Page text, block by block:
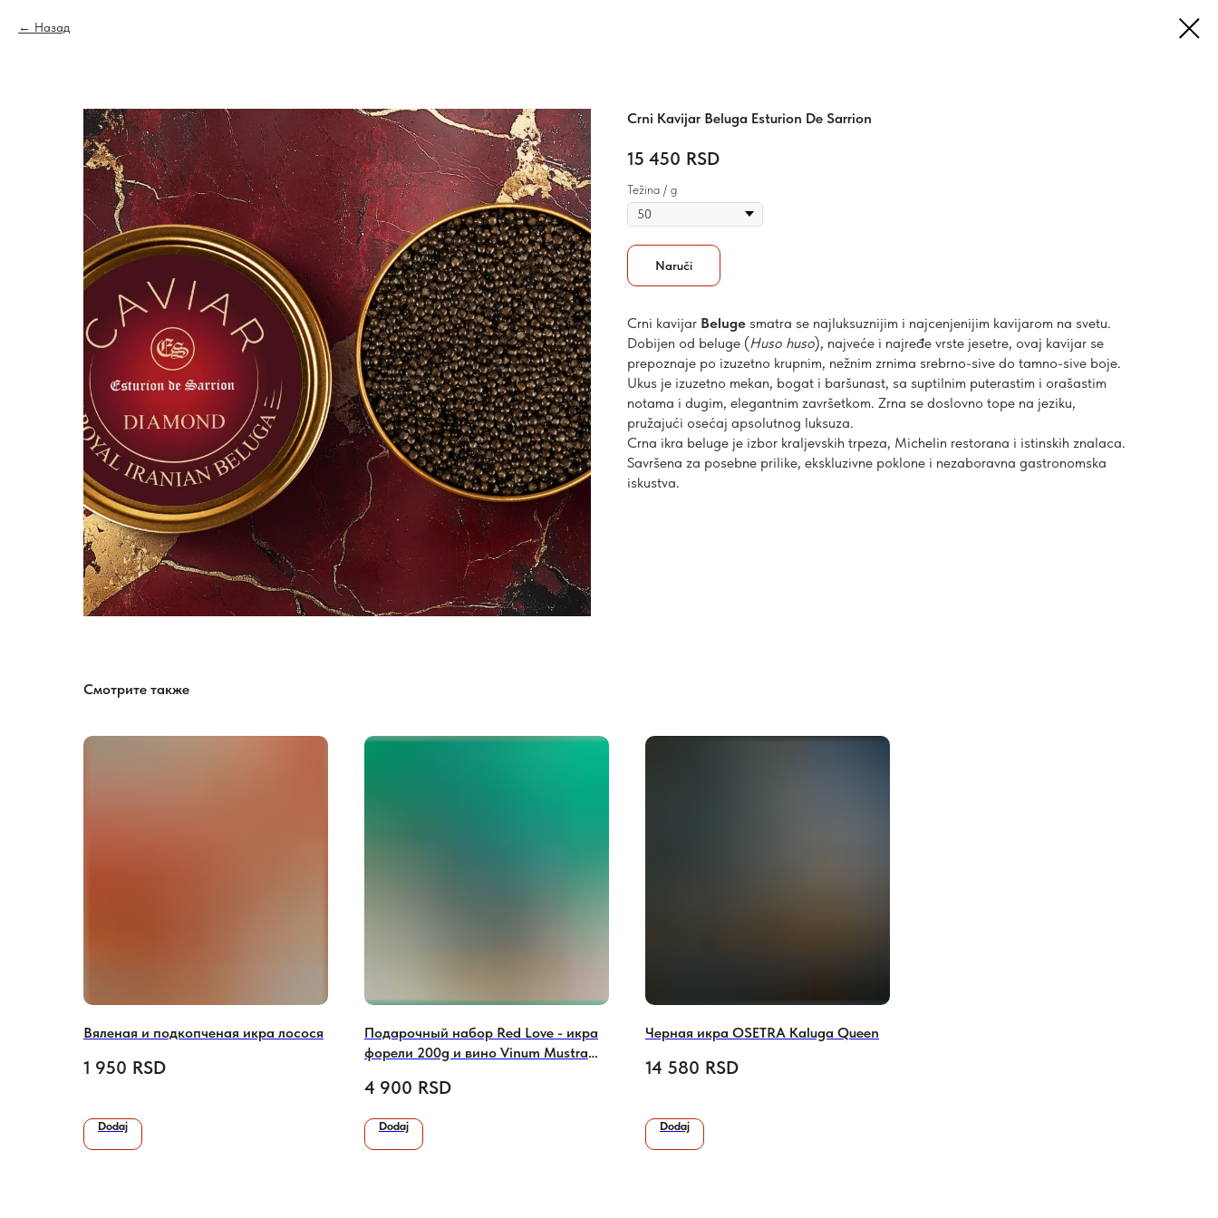
Назад
Crni Kavijar Beluga Esturion De Sarrion
15 450 RSD
Težina / g
Naruči
Crni kavijar Beluge smatra se najluksuznijim i najcenjenijim kavijarom na svetu.
Dobijen od beluge (Huso huso), najveće i najređe vrste jesetre, ovaj kavijar se
prepoznaje po izuzetno krupnim, nežnim zrnima srebrno-sive do tamno-sive boje.
Ukus je izuzetno mekan, bogat i baršunast, sa suptilnim puterastim i orašastim
notama i dugim, elegantnim završetkom. Zrna se doslovno tope na jeziku,
pružajući osećaj apsolutnog luksuza.
Crna ikra beluge je izbor kraljevskih trpeza, Michelin restorana i istinskih znalaca.
Savršena za posebne prilike, ekskluzivne poklone i nezaboravna gastronomska
iskustva.
Смотрите также
Вяленая и подкопченая икра лосося
1 950 RSD
Dodaj
Подарочный набор Red Love - икра
форели 200g и вино Vinum Mustra
4 900 RSD
Dodaj
Черная икра OSETRA Kaluga Queen
14 580 RSD
Dodaj